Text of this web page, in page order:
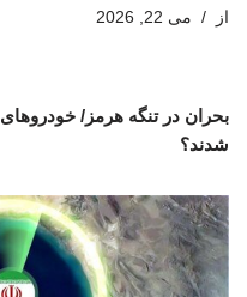
از می 22, 2026
بحران در تنگه هرمز/ خودروهای
شدند؟